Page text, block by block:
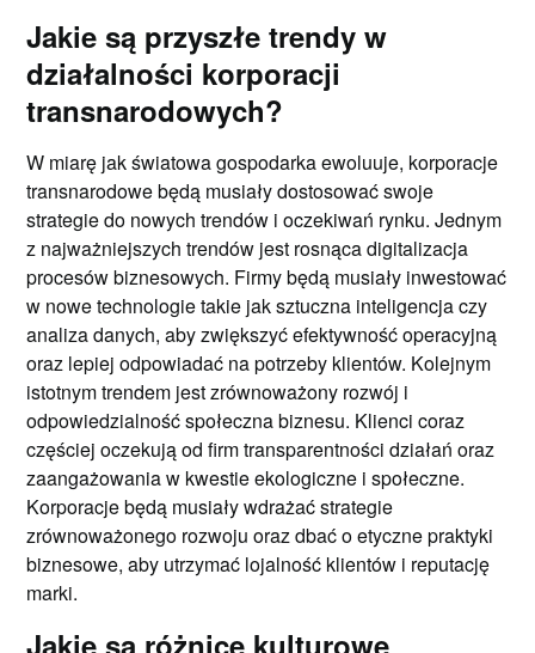
Jakie są przyszłe trendy w
działalności korporacji
transnarodowych?
W miarę jak światowa gospodarka ewoluuje, korporacje
transnarodowe będą musiały dostosować swoje
strategie do nowych trendów i oczekiwań rynku. Jednym
z najważniejszych trendów jest rosnąca digitalizacja
procesów biznesowych. Firmy będą musiały inwestować
w nowe technologie takie jak sztuczna inteligencja czy
analiza danych, aby zwiększyć efektywność operacyjną
oraz lepiej odpowiadać na potrzeby klientów. Kolejnym
istotnym trendem jest zrównoważony rozwój i
odpowiedzialność społeczna biznesu. Klienci coraz
częściej oczekują od firm transparentności działań oraz
zaangażowania w kwestie ekologiczne i społeczne.
Korporacje będą musiały wdrażać strategie
zrównoważonego rozwoju oraz dbać o etyczne praktyki
biznesowe, aby utrzymać lojalność klientów i reputację
marki.
Jakie są różnice kulturowe